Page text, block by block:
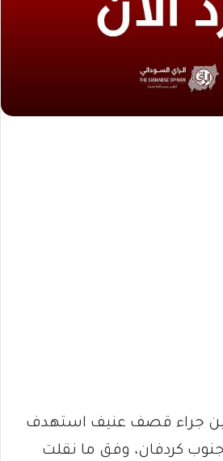
جراء قصف عنيف استهدف
جنوب كردفان، وفق ما نقلت